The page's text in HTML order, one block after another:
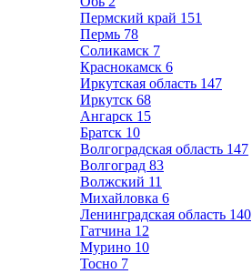
Пермский край 151
Пермь 78
Соликамск 7
Краснокамск 6
Иркутская область 147
Иркутск 68
Ангарск 15
Братск 10
Волгоградская область 147
Волгоград 83
Волжский 11
Михайловка 6
Ленинградская область 140
Гатчина 12
Мурино 10
Тосно 7